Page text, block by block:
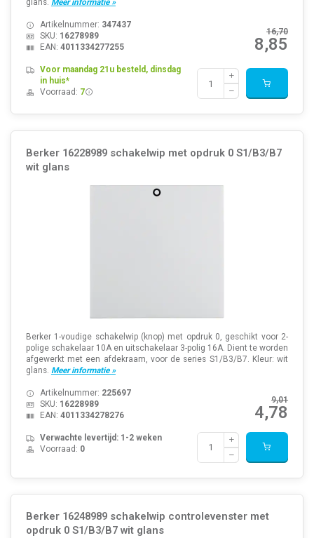
glans. Meer informatie »
16,70
8,85
Artikelnummer: 347437
SKU: 16278989
EAN: 4011334277255
Voor maandag 21u besteld, dinsdag
in huis*
Voorraad: 7
Berker 16228989 schakelwip met opdruk 0 S1/B3/B7
wit glans
Berker 1-voudige schakelwip (knop) met opdruk 0, geschikt voor 2-
polige schakelaar 10A en uitschakelaar 3-polig 16A. Dient te worden
afgewerkt met een afdekraam, voor de series S1/B3/B7. Kleur: wit
glans. Meer informatie »
9,01
4,78
Artikelnummer: 225697
SKU: 16228989
EAN: 4011334278276
Verwachte levertijd: 1-2 weken
Voorraad: 0
Berker 16248989 schakelwip controlevenster met
opdruk 0 S1/B3/B7 wit glans